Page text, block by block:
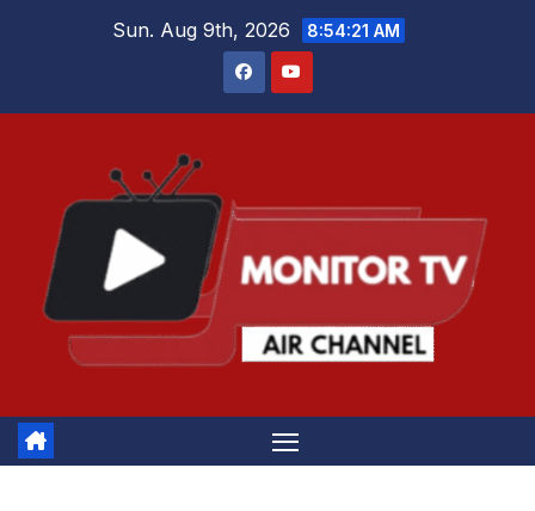
Sun. Aug 9th, 2026 8:54:21 AM